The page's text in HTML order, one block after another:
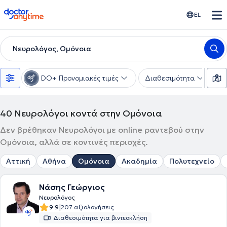
doctoranytime EL
Νευρολόγος, Ομόνοια
DO+ Προνομιακές τιμές Διαθεσιμότητα
40 Νευρολόγοι κοντά στην Ομόνοια
Δεν βρέθηκαν Νευρολόγοι με online ραντεβού στην
Ομόνοια, αλλά σε κοντινές περιοχές.
Αττική Αθήνα Ομόνοια Ακαδημία Πολυτεχνείο
Νάσης Γεώργιος
Νευρολόγος
9.9|207 αξιολογήσεις
Διαθεσιμότητα για βιντεοκλήση